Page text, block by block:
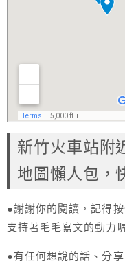
新竹火車站附
地圖懶人包，
●謝謝你的閱讀，記得
支持著毛毛寫文的動力
●有任何想說的話、分